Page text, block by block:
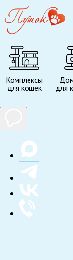
Комплексы
для кошек
для